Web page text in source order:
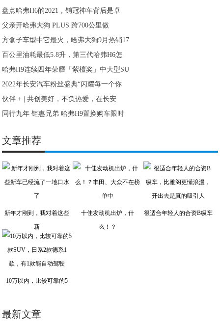
盘点哈弗H6的2021，销冠神车背后是卓
父亲开哈弗大狗 PLUS 跨700公里做
方盒子车型中它最火，哈弗大狗9月热销17
百公里油耗最低5.8升，第三代哈弗H6怎
哈弗H9连续四年荣膺「紫檀奖」中大型SU
2022年长安汽车粉丝盛典“闪耀每一个你
伙伴 + | 共创美好，不负热爱，在长安
同行九年 钜惠兄弟 哈弗H9置换购车限时
文章推荐
新年才刚到，我对着这些
新
十佳发动机出炉，什
么！？
很适合年轻人的合资B级车
10万以内，比较可靠的5
最新文章